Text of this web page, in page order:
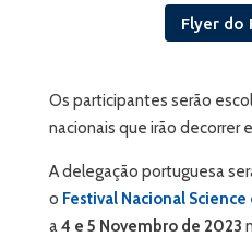
Flyer do
Os participantes serão
nacionais que irão decorrer
A delegação portuguesa
o Festival Nacional Science
a4 e 5 Novembro de 2023